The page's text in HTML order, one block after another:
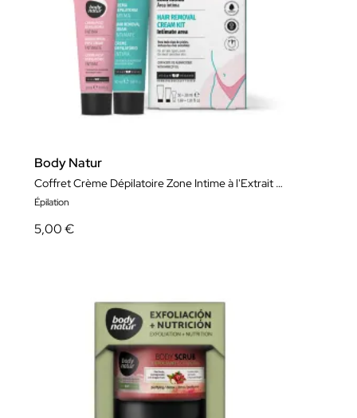
Body Natur
Coffret Crème Dépilatoire Zone Intime à l'Extrait d'Abricot
Épilation
5,00 €